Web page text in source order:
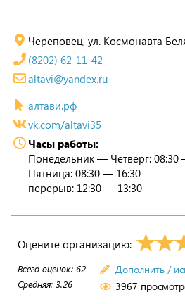
Череповец, ул. Космонавта
(8202) 62-11-42
altavi@yandex.ru
алтави.рф
vk.com/altavi35
Часы работы:
Понедельник — Четверг: 08:30
Пятница: 08:30 — 16:30
перерыв: 12:30 — 13:30
Оцените организацию:
Всего оценок: 62
Средняя: 3.26
Дополнить /
3967